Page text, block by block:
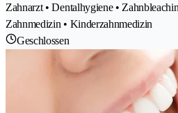
Zahnarzt • Dentalhygiene •
Zahnmedizin • Kinderzahnmedizin
Geschlossen